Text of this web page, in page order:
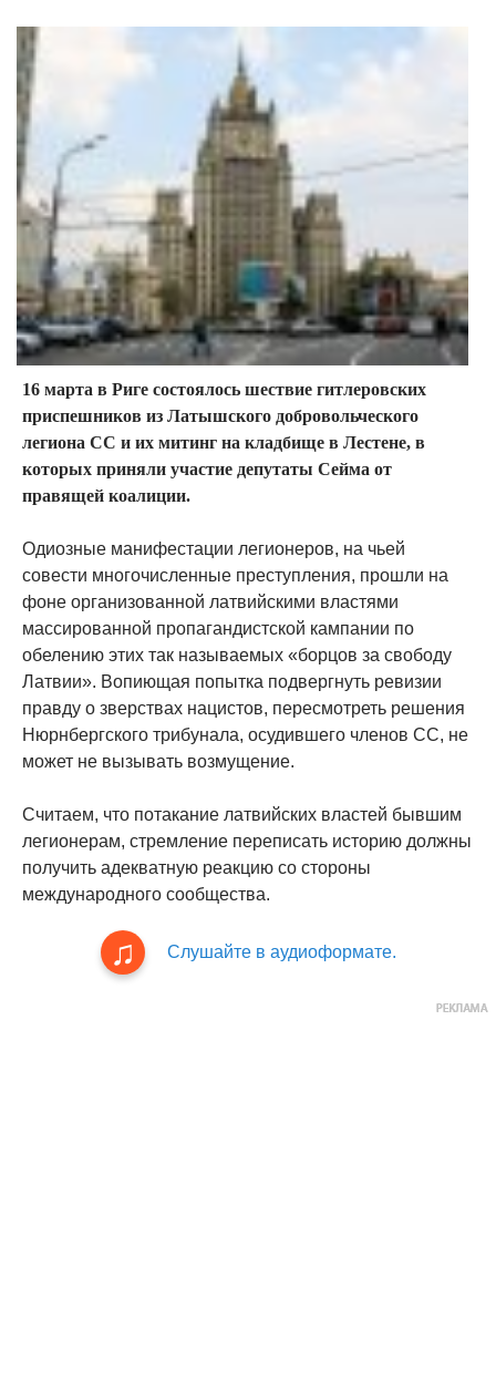
16 марта в Риге состоялось шествие гитлеровских
приспешников из Латышского добровольческого
легиона СС и их митинг на кладбище в Лестене, в
которых приняли участие депутаты Сейма от
правящей коалиции.
Одиозные манифестации легионеров, на чьей
совести многочисленные преступления, прошли на
фоне организованной латвийскими властями
массированной пропагандистской кампании по
обелению этих так называемых «борцов за свободу
Латвии». Вопиющая попытка подвергнуть ревизии
правду о зверствах нацистов, пересмотреть решения
Нюрнбергского трибунала, осудившего членов СС, не
может не вызывать возмущение.
Считаем, что потакание латвийских властей бывшим
легионерам, стремление переписать историю должны
получить адекватную реакцию со стороны
международного сообщества.
Слушайте в аудиоформате.